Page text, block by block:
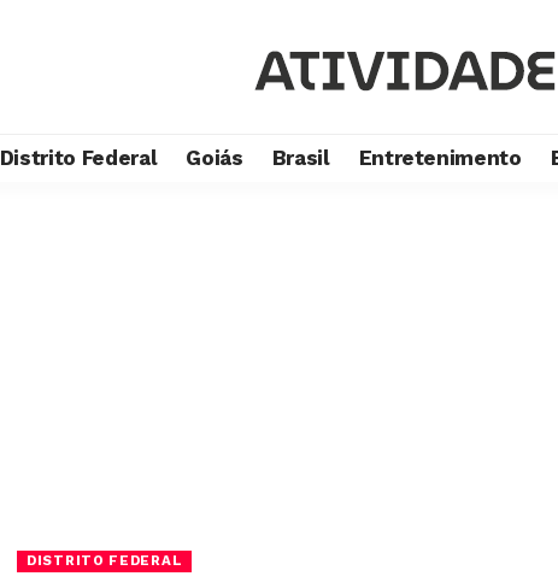
Distrito Federal Goiás Brasil Entretenimento
DISTRITO FEDERAL